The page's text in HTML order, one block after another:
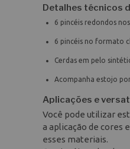
Detalhes técnicos
6 pincéis redondos
6 pincéis no formato
Cerdas em pelo
Acompanha estojo
Aplicações e
Você pode utilizar
a aplicação de cores
esses materiais.